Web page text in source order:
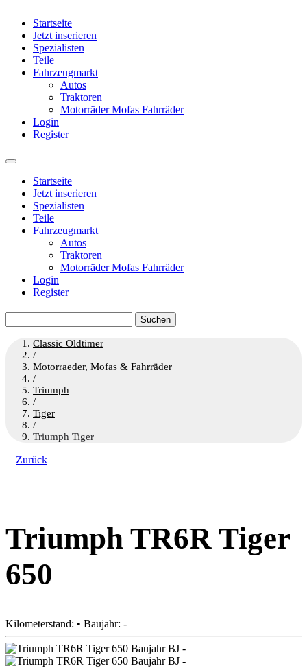
Startseite
Jetzt inserieren
Spezialisten
Teile
Fahrzeugmarkt
Autos
Traktoren
Motorräder Mofas Fahrräder
Login
Register
Startseite
Jetzt inserieren
Spezialisten
Teile
Fahrzeugmarkt
Autos
Traktoren
Motorräder Mofas Fahrräder
Login
Register
nach:
Classic Oldtimer
/
Motorraeder, Mofas & Fahrräder
/
Triumph
/
Tiger
/
Triumph Tiger
Zurück
Triumph TR6R Tiger
650
Kilometerstand: • Baujahr: -